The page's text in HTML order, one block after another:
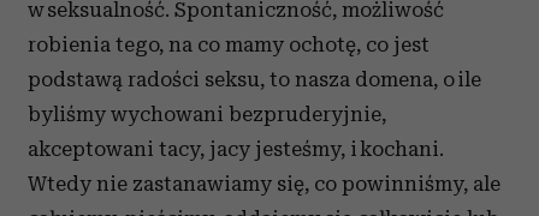
w seksualność. Spontaniczność, możliwość
robienia tego, na co mamy ochotę, co jest
podstawą radości seksu, to nasza domena, o ile
byliśmy wychowani bezpruderyjnie,
akceptowani tacy, jacy jesteśmy, i kochani.
Wtedy nie zastanawiamy się, co powinniśmy, ale